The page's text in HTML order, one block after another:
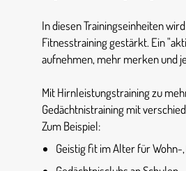
In diesen Trainingseinheiten
Fitnesstraining gestärkt. Ein
aufnehmen, mehr merken und
Mit Hirnleistungstraining zu
Gedächtnistraining mit
Zum Beispiel:
Geistig fit im Alter für